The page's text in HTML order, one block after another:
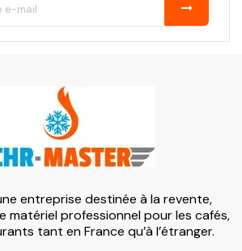
entreprise destinée à la revente,
matériel professionnel pour les cafés,
tant en France qu’à l’étranger.